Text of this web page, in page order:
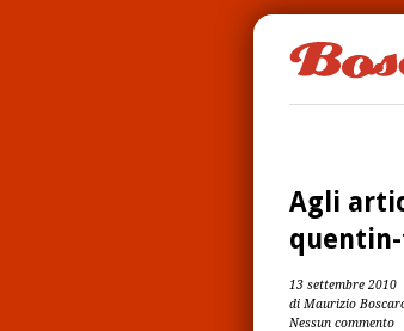
Agli
13 settembre 2010
di Maurizio
Nessun commento